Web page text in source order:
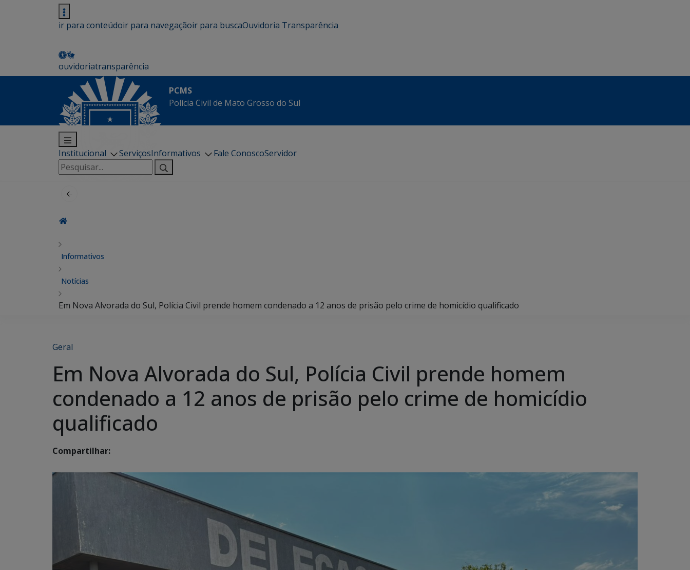
ir para conteúdoir para navegaçãoir para buscaOuvidoria Transparência
ouvidoriatransparência
PCMS
Polícia Civil de Mato Grosso do Sul
Institucional ServiçosInformativos Fale ConoscoServidor
Pesquisar
por:
Informativos
Notícias
Em Nova Alvorada do Sul, Polícia Civil prende homem condenado a 12 anos de prisão pelo crime de homicídio qualificado
Geral
Em Nova Alvorada do Sul, Polícia Civil prende homem
condenado a 12 anos de prisão pelo crime de homicídio
qualificado
Compartilhar: